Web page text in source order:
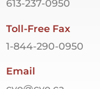
613-237-0950
Toll-Free Fax
1-844-290-0950
Email